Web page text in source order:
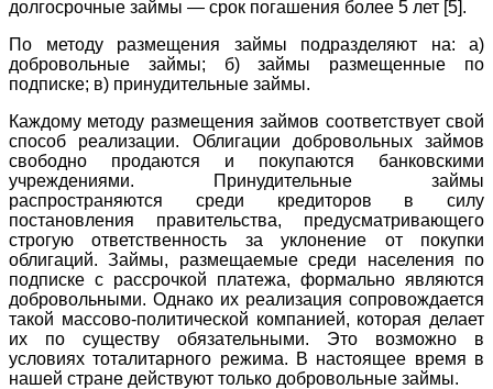
долгосрочные займы — срок погашения более 5 лет [5].
По методу размещения займы подразделяют на: а)
добровольные займы; б) займы размещенные по
подписке; в) принудительные займы.
Каждому методу размещения займов соответствует свой
способ реализации. Облигации добровольных займов
свободно продаются и покупаются банковскими
учреждениями. Принудительные займы
распространяются среди кредиторов в силу
постановления правительства, предусматривающего
строгую ответственность за уклонение от покупки
облигаций. Займы, размещаемые среди населения по
подписке с рассрочкой платежа, формально являются
добровольными. Однако их реализация сопровождается
такой массово-политической компанией, которая делает
их по существу обязательными. Это возможно в
условиях тоталитарного режима. В настоящее время в
нашей стране действуют только добровольные займы.